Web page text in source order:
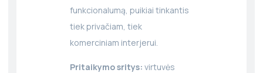
funkcionalumą, puikiai tinkantis
tiek privačiam, tiek
komerciniam interjerui.
Pritaikymo sritys: virtuvės